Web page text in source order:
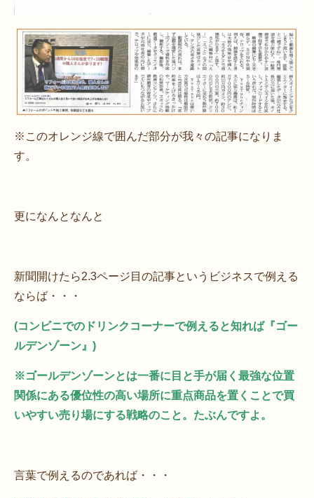
※このオレンジ線で囲んだ部分が我々の記事になりま
す。
更になんとなんと
新聞開けたら2.3ページ目の記事というビジネスで例える
ならば・・・
(コンビニでのドリンクコーナーで例えると知れば『ゴー
ルデンゾーン』)
※ゴールデンゾーンとは一番に目と手が届く最強な位置
関係にある優位性の高い場所に重点商品を置くことで買
いやすい売り場にする戦略のこと。たぶんですよ。
言葉で例えるのであれば・・・